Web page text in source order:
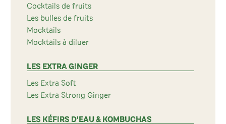
Cocktails de fruits
Les bulles de fruits
Mocktails
Mocktails à diluer
LES EXTRA GINGER
Les Extra Soft
Les Extra Strong Ginger
LES KÉFIRS D'EAU & KOMBUCHAS